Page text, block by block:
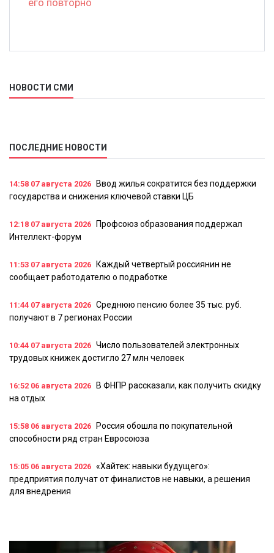
его повторно
НОВОСТИ СМИ
ПОСЛЕДНИЕ НОВОСТИ
14:58 07 августа 2026
Ввод жилья сократится без поддержки
государства и снижения ключевой ставки ЦБ
12:18 07 августа 2026
Профсоюз образования поддержал
Интеллект-форум
11:53 07 августа 2026
Каждый четвертый россиянин не
сообщает работодателю о подработке
11:44 07 августа 2026 Среднюю пенсию более 35 тыс. руб.
получают в 7 регионах России
10:44 07 августа 2026 Число пользователей электронных
трудовых книжек достигло 27 млн человек
16:52 06 августа 2026
В ФНПР рассказали, как получить скидку
на отдых
15:58 06 августа 2026
Россия обошла по покупательной
способности ряд стран Евросоюза
15:05 06 августа 2026 «Хайтек: навыки будущего»:
предприятия получат от финалистов не навыки, а решения
для внедрения